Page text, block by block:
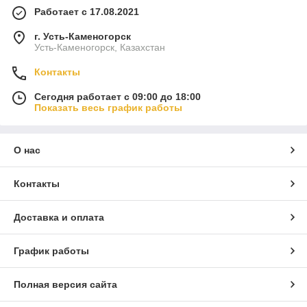
Работает с 17.08.2021
г. Усть-Каменогорск
Усть-Каменогорск, Казахстан
Контакты
Сегодня работает с 09:00 до 18:00
Показать весь график работы
О нас
Контакты
Доставка и оплата
График работы
Полная версия сайта